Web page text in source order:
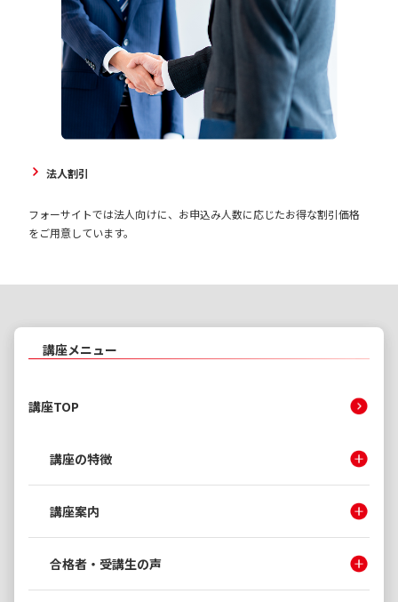
法人割引
フォーサイトでは法人向けに、お申込み人数に応じたお得な割引価格
をご用意しています。
講座メニュー
講座TOP
講座の特徴
講座案内
合格者・受講生の声